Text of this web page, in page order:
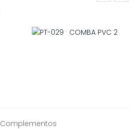
Complementos